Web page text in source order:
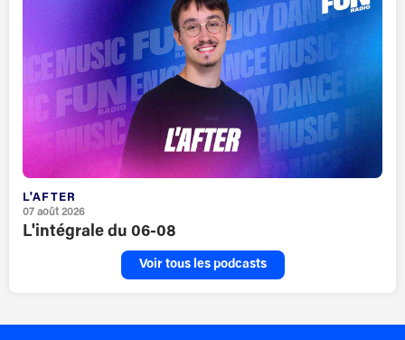
L'AFTER
07 août 2026
L'intégrale du 06-08
Voir tous les podcasts